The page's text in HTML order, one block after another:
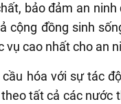
bảo đảm an
cộng đồng sinh
vụ cao nhất cho an
hóa với sự tác
tất cả các nước